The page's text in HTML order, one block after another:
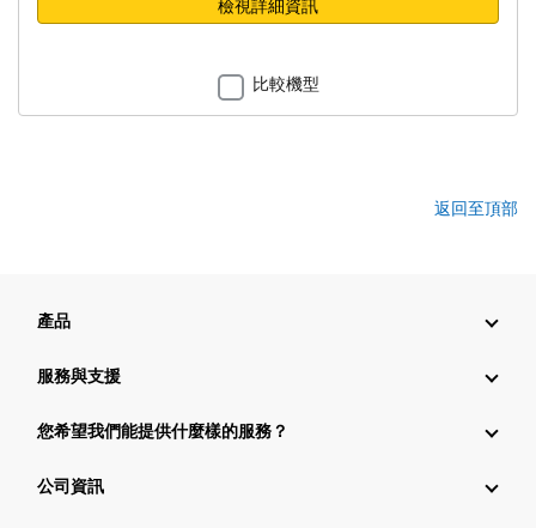
檢視詳細資訊
比較機型
返回至頂部
產品
服務與支援
您希望我們能提供什麼樣的服務？
公司資訊